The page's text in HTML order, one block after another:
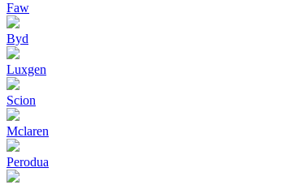
Faw
Byd
Luxgen
Scion
Mclaren
Perodua